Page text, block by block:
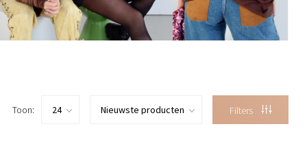
Toon: Filters